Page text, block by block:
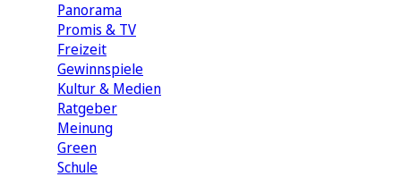
Panorama
Promis & TV
Freizeit
Gewinnspiele
Kultur & Medien
Ratgeber
Meinung
Green
Schule